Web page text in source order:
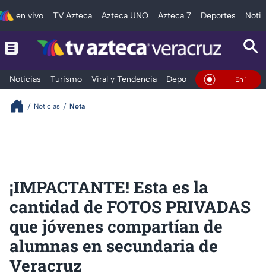
en vivo TV Azteca Azteca UNO Azteca 7 Deportes
Noticias Turismo Viral y Tendencia Deportes Espectáculos
En Vivo
Noticias Nota
¡IMPACTANTE! Esta es la
cantidad de FOTOS PRIVADAS
que jóvenes compartían de
alumnas en secundaria de
Veracruz